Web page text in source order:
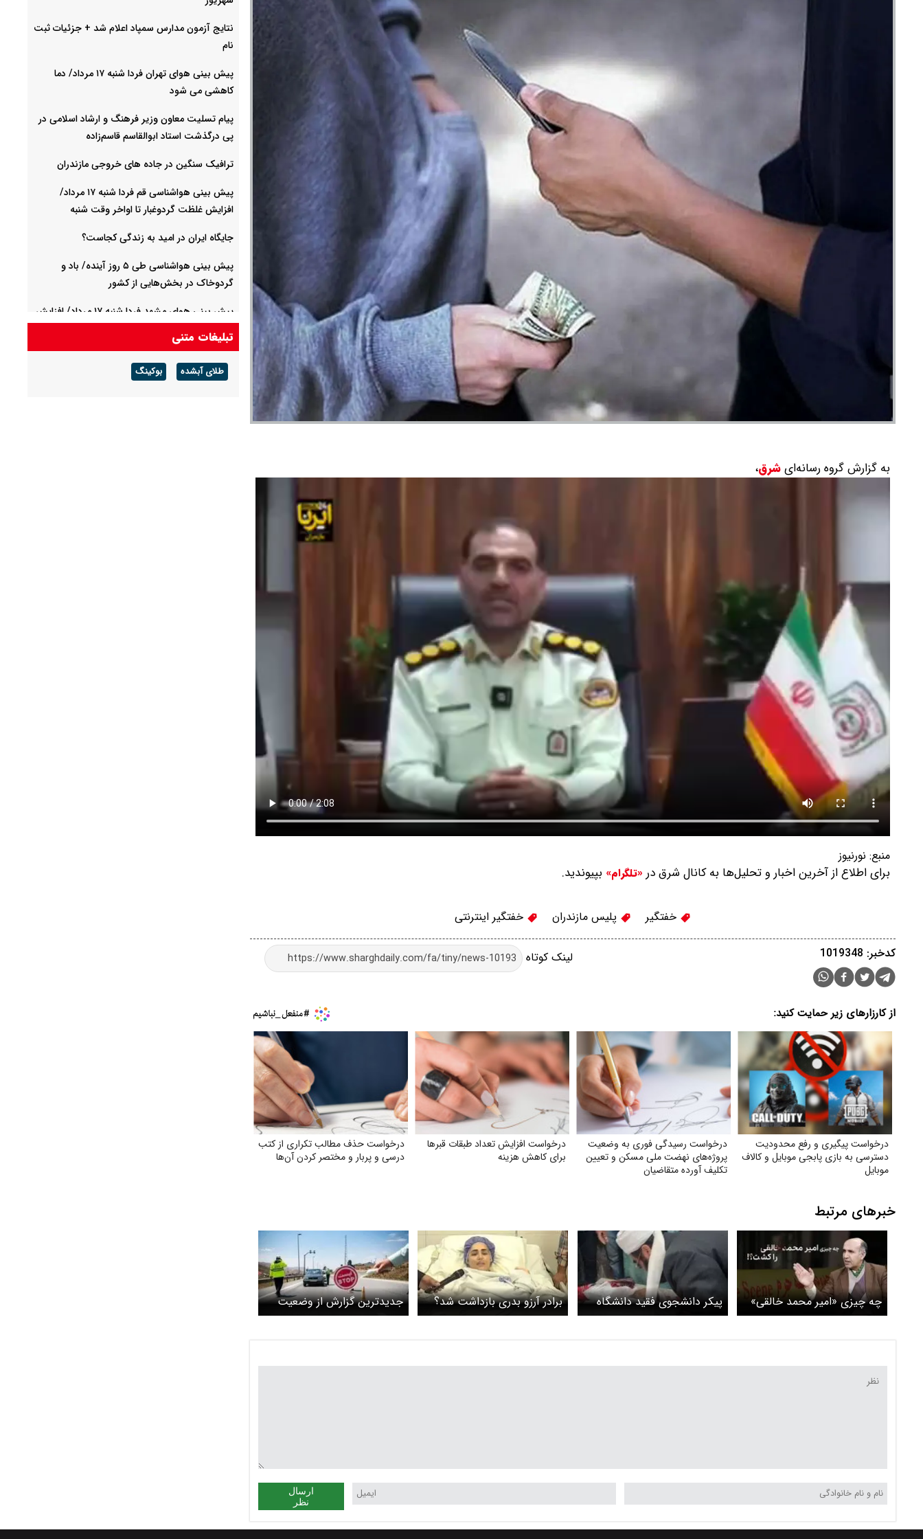
به گزارش گروه رسانه‌ایشرق،
منبع: نورنیوز
برای اطلاع از آخرین اخبار و تحلیل‌ها به کانال شرق در «تلگرام» بپیوندید.
خفتگیر پلیس مازندران خفتگیر اینترنتی
لینک کوتاه کدخبر: 1019348
از کارزارهای زیر حمایت کنید:
درخواست پیگیری و رفع محدودیت
دسترسی به بازی پابجی موبایل و کالاف
موبایل
درخواست رسیدگی فوری به وضعیت
پروژه‌های نهضت ملی مسکن و تعیین
تکلیف آورده متقاضیان
درخواست افزایش تعداد طبقات قبر‌ها
برای کاهش هزینه
درخواست حذف مطالب تکراری از کتب
درسی و پربار و مختصر کردن آن‌ها
خبرهای مرتبط
چه چیزی «امیر محمد خالقی»
را کشت؟!
پیکر دانشجوی فقید دانشگاه
تهران در زادگاهش تدفین شد
برادر آرزو بدری بازداشت شد؟
جدیدترین گزارش از وضعیت
جاده‌های شمالی/ محورهای
ارسال
نظر
نتایج آزمون مدارس سمپاد اعلام شد + جزئیات ثبت
نام
پیش بینی هوای تهران فردا شنبه ۱۷ مرداد/ دما
کاهشی می شود
پیام تسلیت معاون وزیر فرهنگ و ارشاد اسلامی در
پی درگذشت استاد ابوالقاسم قاسم‌زاده
ترافیک سنگین در جاده های خروجی مازندران
پیش بینی هواشناسی قم فردا شنبه ۱۷ مرداد/
افزایش غلظت گردوغبار تا اواخر وقت شنبه
جایگاه ایران در امید به زندگی کجاست؟
پیش بینی هواشناسی طی ۵ روز آینده/ باد و
گردوخاک در بخش‌هایی از کشور
پیش بینی هوای مشهد فردا شنبه ۱۷ مرداد/ افزایش
دما از روز سه شنبه
پیش بینی هوای لرستان فردا ۱۷ مرداد/ تداوم هوای
گرم و افزایش سرعت وزش باد
تبلیغات متنی
طلای آبشده بوکینگ